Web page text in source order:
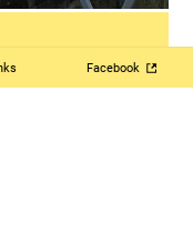
Facebook